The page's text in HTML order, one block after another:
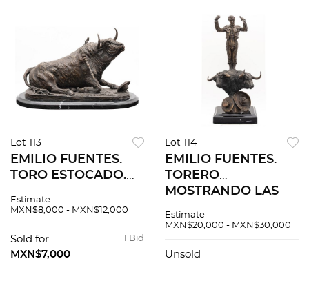
Lot 113
EMILIO FUENTES.
TORO ESTOCADO.
patinado con base
fechada y seriada:
"Fuentes, 10-02-06".
Estimate
MXN$8,000 - MXN$12,000
1 Bid
Sold for
MXN$7,000
Lot 114
EMILIO FUENTES.
TORERO
MOSTRANDO LAS
RABO SOBRE LAS
TOROS. En bronce
Estimate
MXN$20,000 - MXN$30,000
Unsold